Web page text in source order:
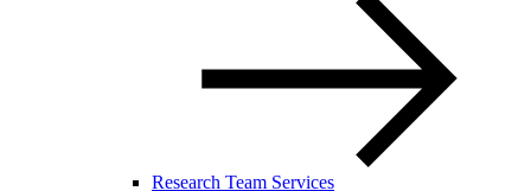
Research Team Services